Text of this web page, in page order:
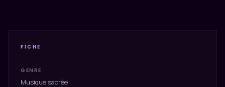
FICHE
GENRE
Musique sacrée